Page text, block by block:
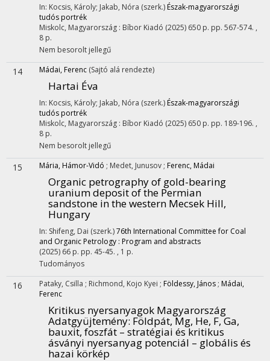
In: Kocsis, Károly; Jakab, Nóra (szerk.) Észak-magyarországi
tudós portrék
Miskolc, Magyarország : Bíbor Kiadó (2025) 650 p. pp. 567-574. ,
8 p.
Nem besorolt jellegű
14 Mádai, Ferenc (Sajtó alá rendezte)
Hartai Éva
In: Kocsis, Károly; Jakab, Nóra (szerk.) Észak-magyarországi
tudós portrék
Miskolc, Magyarország : Bíbor Kiadó (2025) 650 p. pp. 189-196. ,
8 p.
Nem besorolt jellegű
15 Mária, Hámor-Vidó ; Medet, Junusov ; Ferenc, Mádai
Organic petrography of gold-bearing
uranium deposit of the Permian
sandstone in the western Mecsek Hill,
Hungary
In: Shifeng, Dai (szerk.)76th International Committee for Coal
and Organic Petrology : Program and abstracts
(2025) 66 p. pp. 45-45. , 1 p.
Tudományos
16 Pataky, Csilla ; Richmond, Kojo Kyei ; Földessy, János ; Mádai,
Ferenc
Kritikus nyersanyagok Magyarország
Adatgyüjtemény: Földpát, Mg, He, F, Ga,
bauxit, foszfát – stratégiai és kritikus
ásványi nyersanyag potenciál – globális és
hazai körkép